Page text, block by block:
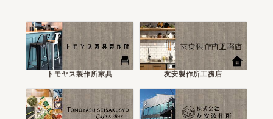
トモヤス製作所家具 友安製作所工務店